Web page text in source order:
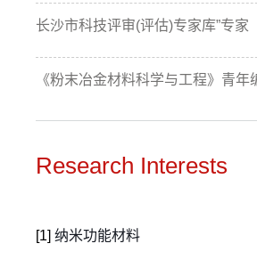
长沙市科技评审(评估)专家库”专家
《粉末冶金材料科学与工程》青年
Research Interests
[1] 纳米功能材料